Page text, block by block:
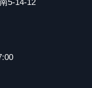
5-14-12